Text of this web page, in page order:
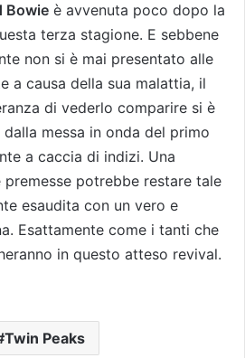
Bowie è avvenuta poco dopo la
terza stagione. E sebbene
non si è mai presentato alle
a causa della sua malattia, il
di vederlo comparire si è
messa in onda del primo
a caccia di indizi. Una
premesse potrebbe restare tale
esaudita con un vero e
Esattamente come i tanti che
in questo atteso revival.
Twin Peaks